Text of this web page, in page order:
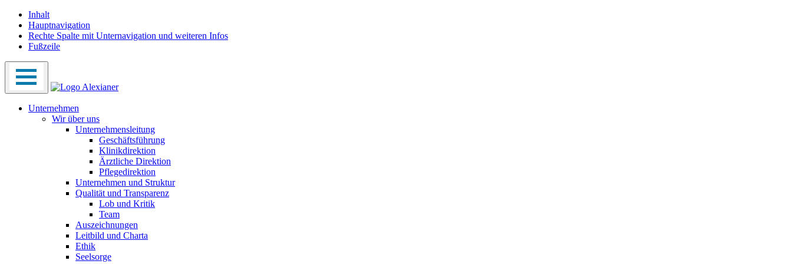
Inhalt
Hauptnavigation
Rechte Spalte mit Unternavigation und weiteren Infos
Fußzeile
Unternehmen
Wir über uns
Unternehmensleitung
Geschäftsführung
Klinikdirektion
Ärztliche Direktion
Pflegedirektion
Unternehmen und Struktur
Qualität und Transparenz
Lob und Kritik
Team
Auszeichnungen
Leitbild und Charta
Ethik
Seelsorge